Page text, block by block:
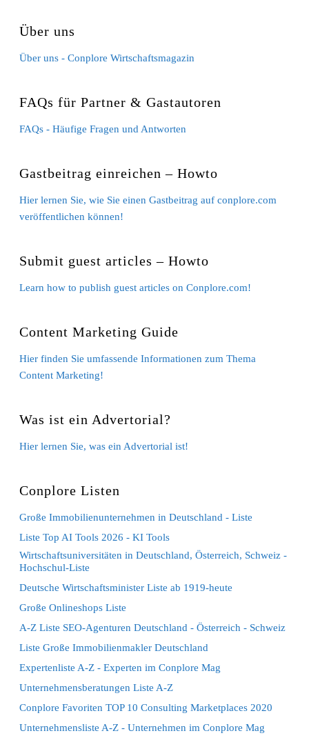
Über uns
Über uns - Conplore Wirtschaftsmagazin
FAQs für Partner & Gastautoren
FAQs - Häufige Fragen und Antworten
Gastbeitrag einreichen – Howto
Hier lernen Sie, wie Sie einen Gastbeitrag auf conplore.com
veröffentlichen können!
Submit guest articles – Howto
Learn how to publish guest articles on Conplore.com!
Content Marketing Guide
Hier finden Sie umfassende Informationen zum Thema
Content Marketing!
Was ist ein Advertorial?
Hier lernen Sie, was ein Advertorial ist!
Conplore Listen
Große Immobilienunternehmen in Deutschland - Liste
Liste Top AI Tools 2026 - KI Tools
Wirtschaftsuniversitäten in Deutschland, Österreich, Schweiz -
Hochschul-Liste
Deutsche Wirtschaftsminister Liste ab 1919-heute
Große Onlineshops Liste
A-Z Liste SEO-Agenturen Deutschland - Österreich - Schweiz
Liste Große Immobilienmakler Deutschland
Expertenliste A-Z - Experten im Conplore Mag
Unternehmensberatungen Liste A-Z
Conplore Favoriten TOP 10 Consulting Marketplaces 2020
Unternehmensliste A-Z - Unternehmen im Conplore Mag